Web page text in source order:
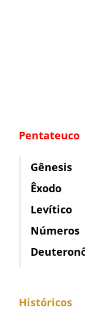
Pentateuco
Gênesis
Êxodo
Levítico
Números
Históricos